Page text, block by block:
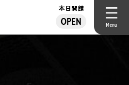
本日開館
OPEN